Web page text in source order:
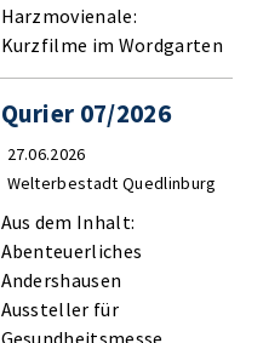
Harzmovienale:
Kurzfilme im Wordgarten
Qurier 07/2026
27.06.2026
Welterbestadt Quedlinburg
Aus dem Inhalt:
Abenteuerliches
Andershausen
Aussteller für
Gesundheitsmesse